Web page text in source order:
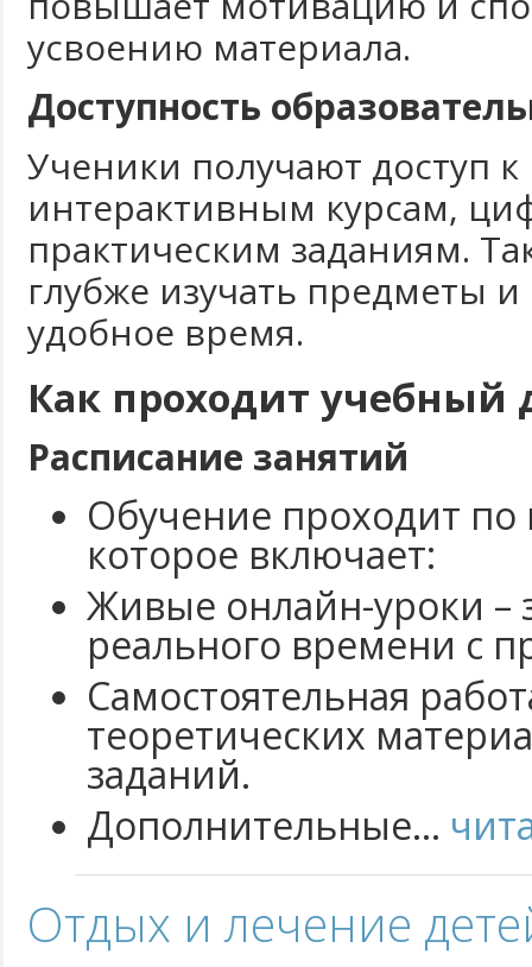
усвоению материала.
Доступность
Ученики получают доступ
интерактивным курсам,
практическим заданиям.
глубже изучать предметы
удобное время.
Как проходит
Расписание занятий
Обучение проходит
которое включает:
Живые онлайн-уроки –
реального времени с
Самостоятельная
теоретических
заданий.
Дополнительные...
Отдых и лечение